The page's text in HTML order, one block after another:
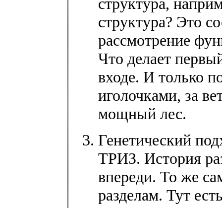
структура? Это
рассмотрение
Что делает
входе. И только
иголочками, за
мощный лес.
Генетический
ТРИЗ. История
впереди. То же
разделам. Тут